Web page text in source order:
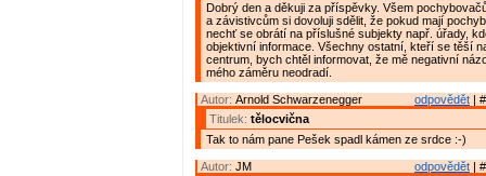
Dobrý den a děkuji za příspěvky. Všem
a závistivcům si dovoluji sdělit, že pokud mají
nechť se obrátí na příslušné subjekty např. úřady,
objektivní informace. Všechny ostatní, kteří se těší
centrum, bych chtěl informovat, že mě negativní
mého záměru neodradí.
odpovědět |
Autor: Arnold Schwarzenegger
Titulek: tělocvična
Tak to nám pane Pešek spadl kámen ze srdce :-)
odpovědět |
Autor: JM